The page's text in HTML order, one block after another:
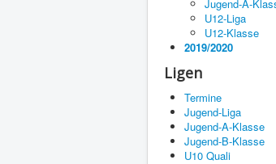
Jugend-A-
U12-Liga
U12-Klasse
2019/2020
Ligen
Termine
Jugend-Liga
Jugend-A-Klasse
Jugend-B-Klasse
U10 Quali